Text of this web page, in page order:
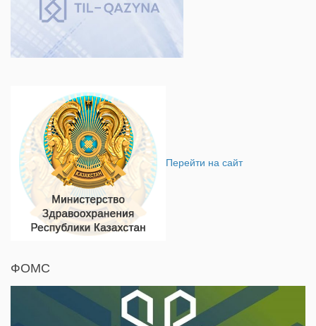
Перейти на сайт
ФОМС